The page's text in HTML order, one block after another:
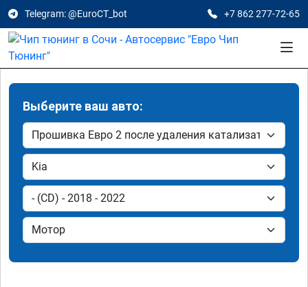
Telegram: @EuroCT_bot +7 862 277-72-65
Выберите ваш авто: